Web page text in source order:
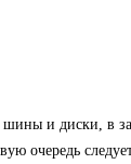
и диски, в
очередь